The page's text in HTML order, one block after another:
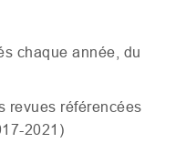
chaque année, du
revues référencées
2021)